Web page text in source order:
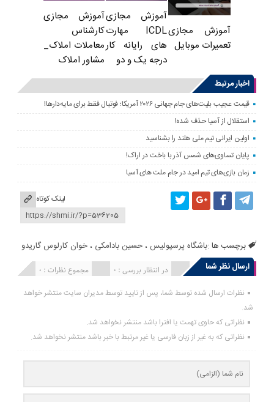
آموزش مجازی
تعمیرات موبایل
آموزش مجازی
ICDL مهارت
های رایانه کار
درجه یک و دو
آموزش مجازی
کارشناس
معاملات املاک_
مشاور املاک
اخبار مرتبط
قیمت عجیب بلیت‌های جام جهانی ۲۰۲۶ آمریکا؛ فوتبال فقط برای مایه‌دارها!
استقلال از آسیا حذف شده!
اولین ایرانی تیم ملی هلند را بشناسید
پایان تساوی‌های شمس آذر با باخت در اراک!
زمان بازی‌های تیم امید در جام ملت های آسیا
لینک کوتاه
برچسب ها :باشگاه پرسپولیس ،حسین بادامکی ،خوان کارلوس گاریدو
ارسال نظر شما
مجموع نظرات : 0 در انتظار بررسی : 0 انتشار یافته : 0
نظرات ارسال شده توسط شما، پس از تایید توسط مدیران سایت منتشر خواهد
شد.
نظراتی که حاوی تهمت یا افترا باشد منتشر نخواهد شد.
نظراتی که به غیر از زبان فارسی یا غیر مرتبط با خبر باشد منتشر نخواهد شد.